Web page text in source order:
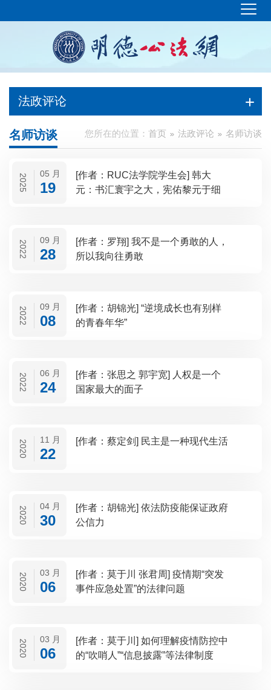
法政评论
您所在的位置： 首页 法政评论 名师访谈
名师访谈
2025 05 月
19
[作者：RUC法学院学生会] 韩大
元：书汇寰宇之大，宪佑黎元于细
2022 09 月
28
[作者：罗翔] 我不是一个勇敢的人，
所以我向往勇敢
2022 09 月
08
[作者：胡锦光] “逆境成长也有别样
的青春年华”
2022 06 月
24
[作者：张思之 郭宇宽] 人权是一个
国家最大的面子
2020 11 月
22
[作者：蔡定剑] 民主是一种现代生活
2020 04 月
30
[作者：胡锦光] 依法防疫能保证政府
公信力
2020 03 月
06
[作者：莫于川 张君周] 疫情期“突发
事件应急处置”的法律问题
2020 03 月
06
[作者：莫于川] 如何理解疫情防控中
的“吹哨人”“信息披露”等法律制度